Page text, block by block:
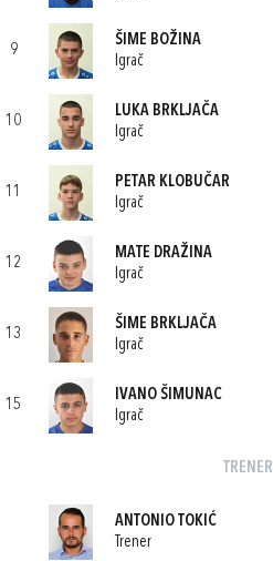
9
ŠIME BOŽINA
Igrač
10
LUKA BRKLJAČA
Igrač
11
PETAR KLOBUČAR
Igrač
12
MATE DRAŽINA
Igrač
13
ŠIME BRKLJAČA
Igrač
15
IVANO ŠIMUNAC
Igrač
TRENER
ANTONIO TOKIĆ
Trener